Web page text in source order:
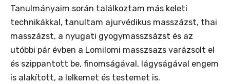
Tanulmányaim során találkoztam más keleti
technikákkal, tanultam ajurvédikus masszázst, thai
masszázst, a nyugati gyogymasszsázst és az
utóbbi pár évben a Lomilomi masszsazs varázsolt el
és szippantott be, finomságával, lágyságával engem
is alakított, a lelkemet és testemet is.